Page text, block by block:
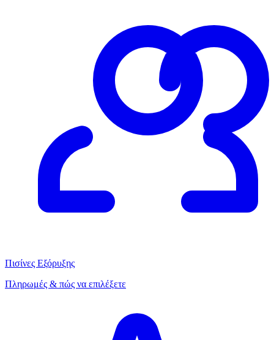
Πισίνες Εξόρυξης
Πληρωμές & πώς να επιλέξετε